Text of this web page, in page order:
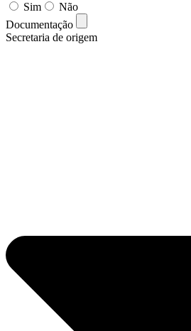
Sim
Não
Documentação
Secretaria de origem